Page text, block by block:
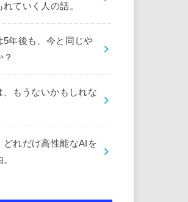
ていく人の話。
5年後も、今と同じや
もうないかもしれな
どれだけ高性能なAIを